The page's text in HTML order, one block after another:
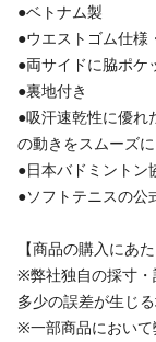
●ベトナム製
●ウエストゴム仕様
●両サイドに脇ポケ
●裏地付き
●吸汗速乾性に優れ
の動きをスムーズに
●日本バドミントン
●ソフトテニスの公
【商品の購入にあ
※弊社独自の採寸・
多少の誤差が生じ
※一部商品において